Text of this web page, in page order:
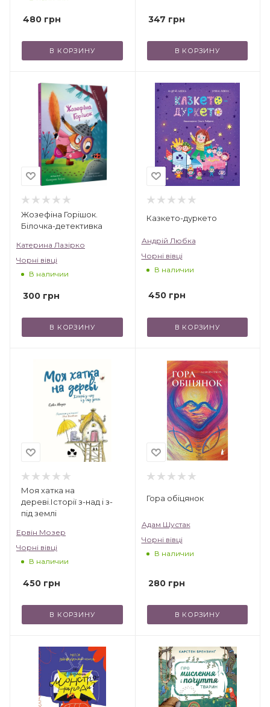
480 грн
В КОРЗИНУ
347 грн
В КОРЗИНУ
Жозефіна Горішок.
Білочка-детективка
Катерина Лазірко
Чорні вівці
В наличии
300 грн
В КОРЗИНУ
Казкето-дуркето
Андрій Любка
Чорні вівці
В наличии
450грн
В КОРЗИНУ
Моя хатка на
дереві.Історії з-над і з-
під землі
Ервін Мозер
Чорні вівці
В наличии
450 грн
В КОРЗИНУ
Гора обіцянок
Адам Шустак
Чорні вівці
В наличии
280грн
В КОРЗИНУ